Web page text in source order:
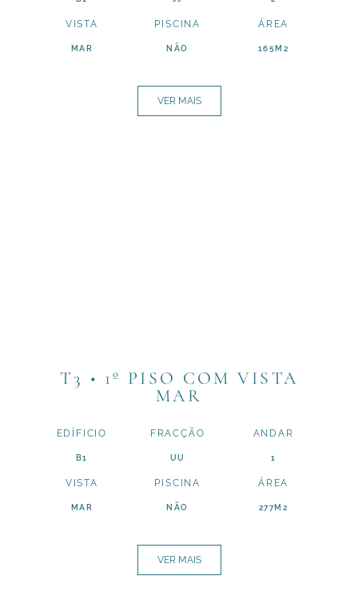
VISTA
MAR
PISCINA
NÃO
ÁREA
165M2
VER MAIS
T3 • 1º PISO COM VISTA
MAR
EDÍFICIO
B1
FRACÇÃO
UU
ANDAR
1
VISTA
MAR
PISCINA
NÃO
ÁREA
277M2
VER MAIS